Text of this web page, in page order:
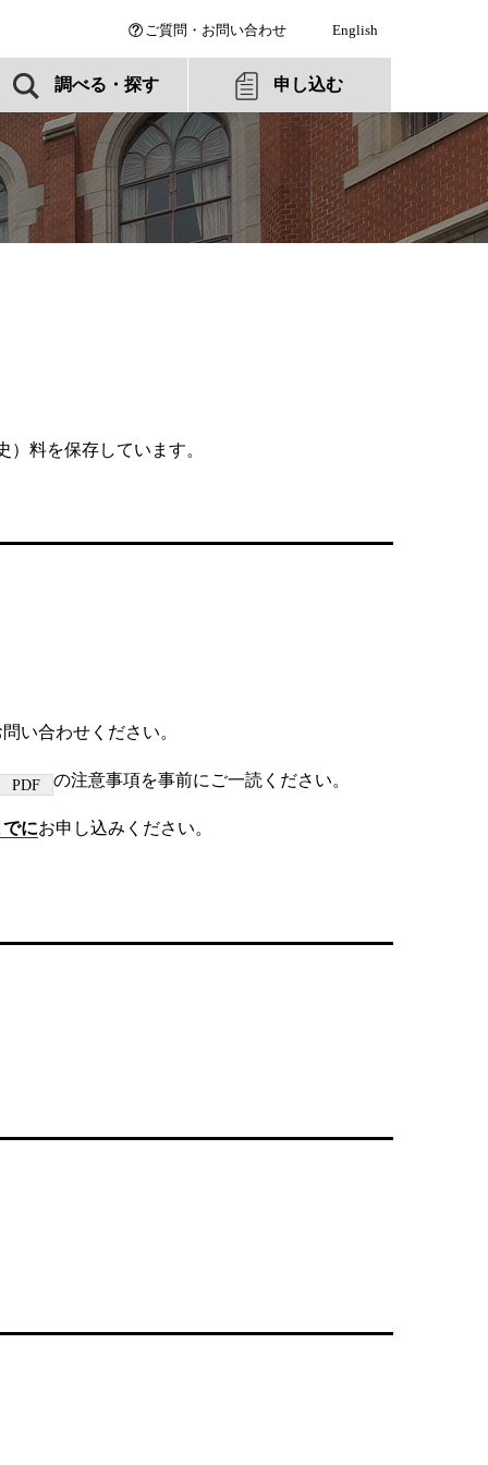
ご質問・お問い合わせ English
調べる・探す 申し込む
料を保存しています。
い合わせください。
の注意事項を事前にご一読ください。
にお申し込みください。